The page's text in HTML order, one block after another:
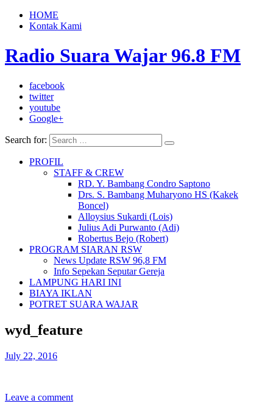
HOME
Kontak Kami
Radio Suara Wajar 96.8 FM
facebook
twitter
youtube
Google+
Search for:
PROFIL
STAFF & CREW
RD. Y. Bambang Condro Saptono
Drs. S. Bambang Muharyono HS (Kakek
Boncel)
Alloysius Sukardi (Lois)
Julius Adi Purwanto (Adi)
Robertus Bejo (Robert)
PROGRAM SIARAN RSW
News Update RSW 96,8 FM
Info Sepekan Seputar Gereja
LAMPUNG HARI INI
BIAYA IKLAN
POTRET SUARA WAJAR
wyd_feature
July 22, 2016
Leave a comment